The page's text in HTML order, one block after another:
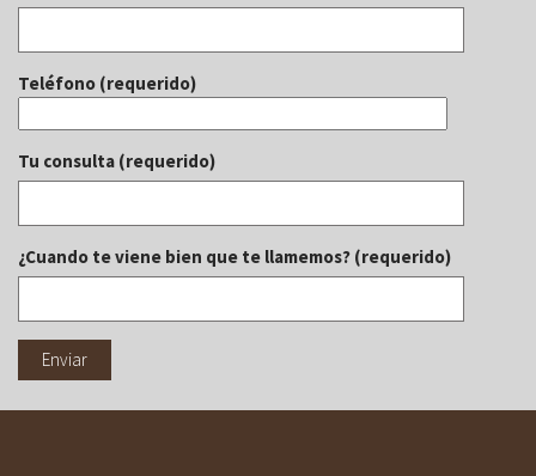
Teléfono (requerido)
Tu consulta (requerido)
¿Cuando te viene bien que te llamemos? (requerido)